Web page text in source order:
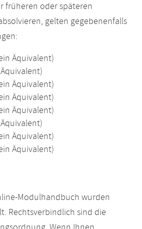
früheren oder späteren
gelten gegebenenfalls
Äquivalent)
Äquivalent)
Äquivalent)
Äquivalent)
Äquivalent)
Äquivalent)
Modulhandbuch wurden
Rechtsverbindlich sind die